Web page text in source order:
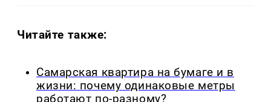
Читайте также:
Самарская квартира на бумаге и в
жизни: почему одинаковые метры
работают по-разному?